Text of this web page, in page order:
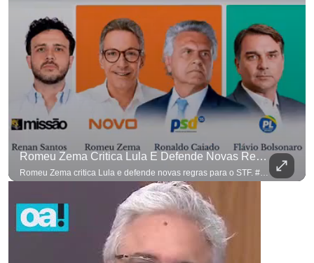
Romeu Zema Critica Lula E Defende Novas Regras Para O STF. #OAntagonista